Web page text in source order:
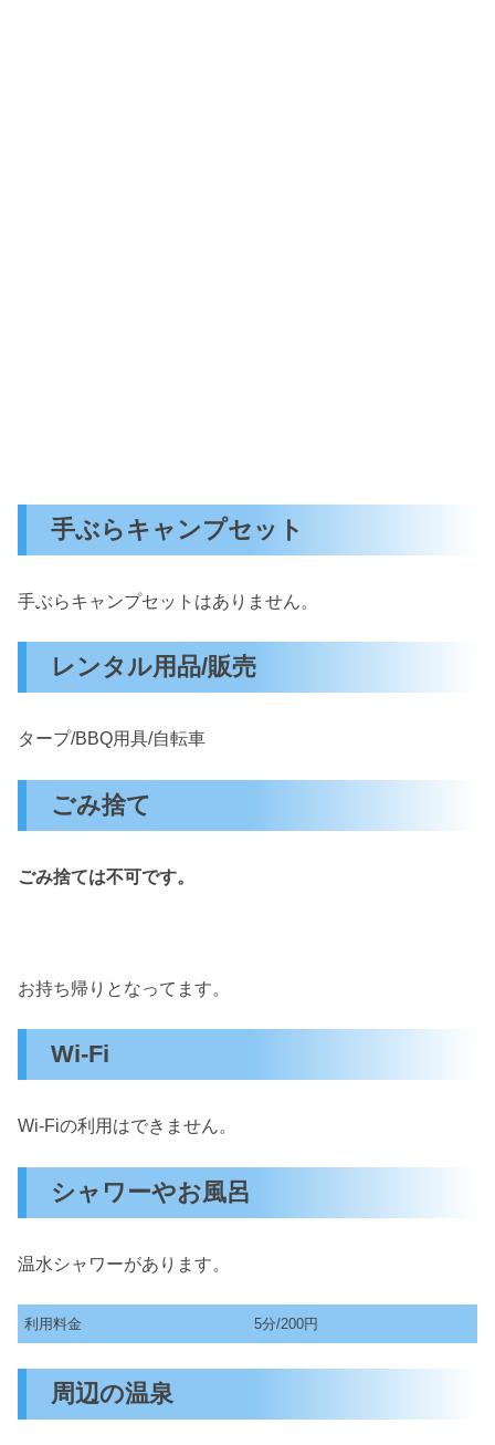
手ぶらキャンプセット
手ぶらキャンプセットはありません。
レンタル用品/販売
タープ/BBQ用具/自転車
ごみ捨て
ごみ捨ては不可です。
お持ち帰りとなってます。
Wi-Fi
Wi-Fiの利用はできません。
シャワーやお風呂
温水シャワーがあります。
利用料金 5分/200円
周辺の温泉